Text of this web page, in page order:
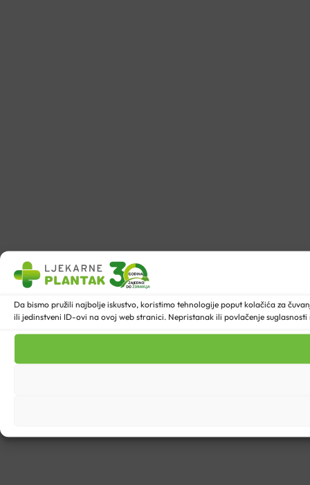
Da bismo pružili najbolje iskustvo, koristimo tehnologije poput kolačića za
ili jedinstveni ID-ovi na ovoj web stranici. Nepristanak ili povlačenje